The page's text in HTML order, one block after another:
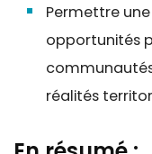
Permettre
opportunités
réalités